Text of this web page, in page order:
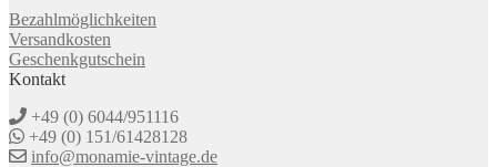
Bezahlmöglichkeiten
Versandkosten
Geschenkgutschein
Kontakt
+49 (0) 6044/951116
+49 (0) 151/61428128
info@monamie-vintage.de